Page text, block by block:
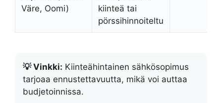
Väre, Oomi)
kiinteä tai
pörssihinnoiteltu
💡 Vinkki: Kiinteähintainen sähkösopimus
tarjoaa ennustettavuutta, mikä voi auttaa
budjetoinnissa.